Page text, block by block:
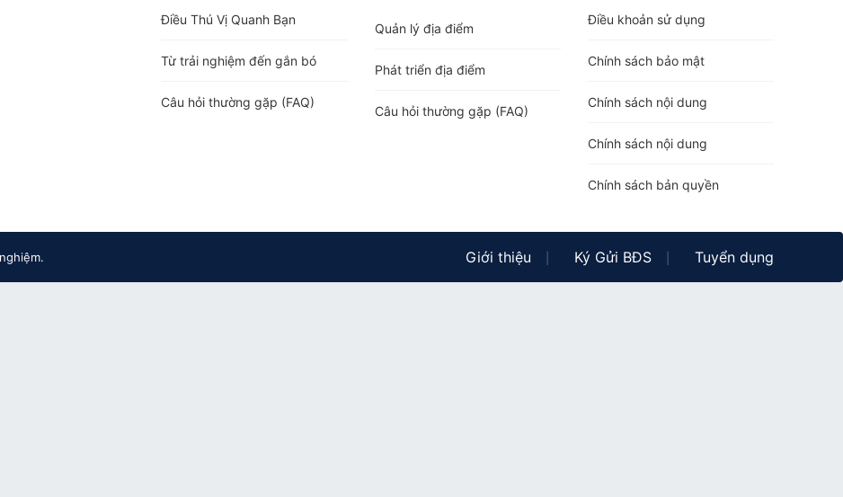
Điều Thú Vị Quanh Bạn
Từ trải nghiệm đến gắn bó
Câu hỏi thường gặp (FAQ)
Quản lý địa điểm
Phát triển địa điểm
Câu hỏi thường gặp (FAQ)
Điều khoản sử dụng
Chính sách bảo mật
Chính sách nội dung
Chính sách nội dung
Chính sách bản quyền
Giới thiệu Ký Gửi BĐS Tuyển dụng